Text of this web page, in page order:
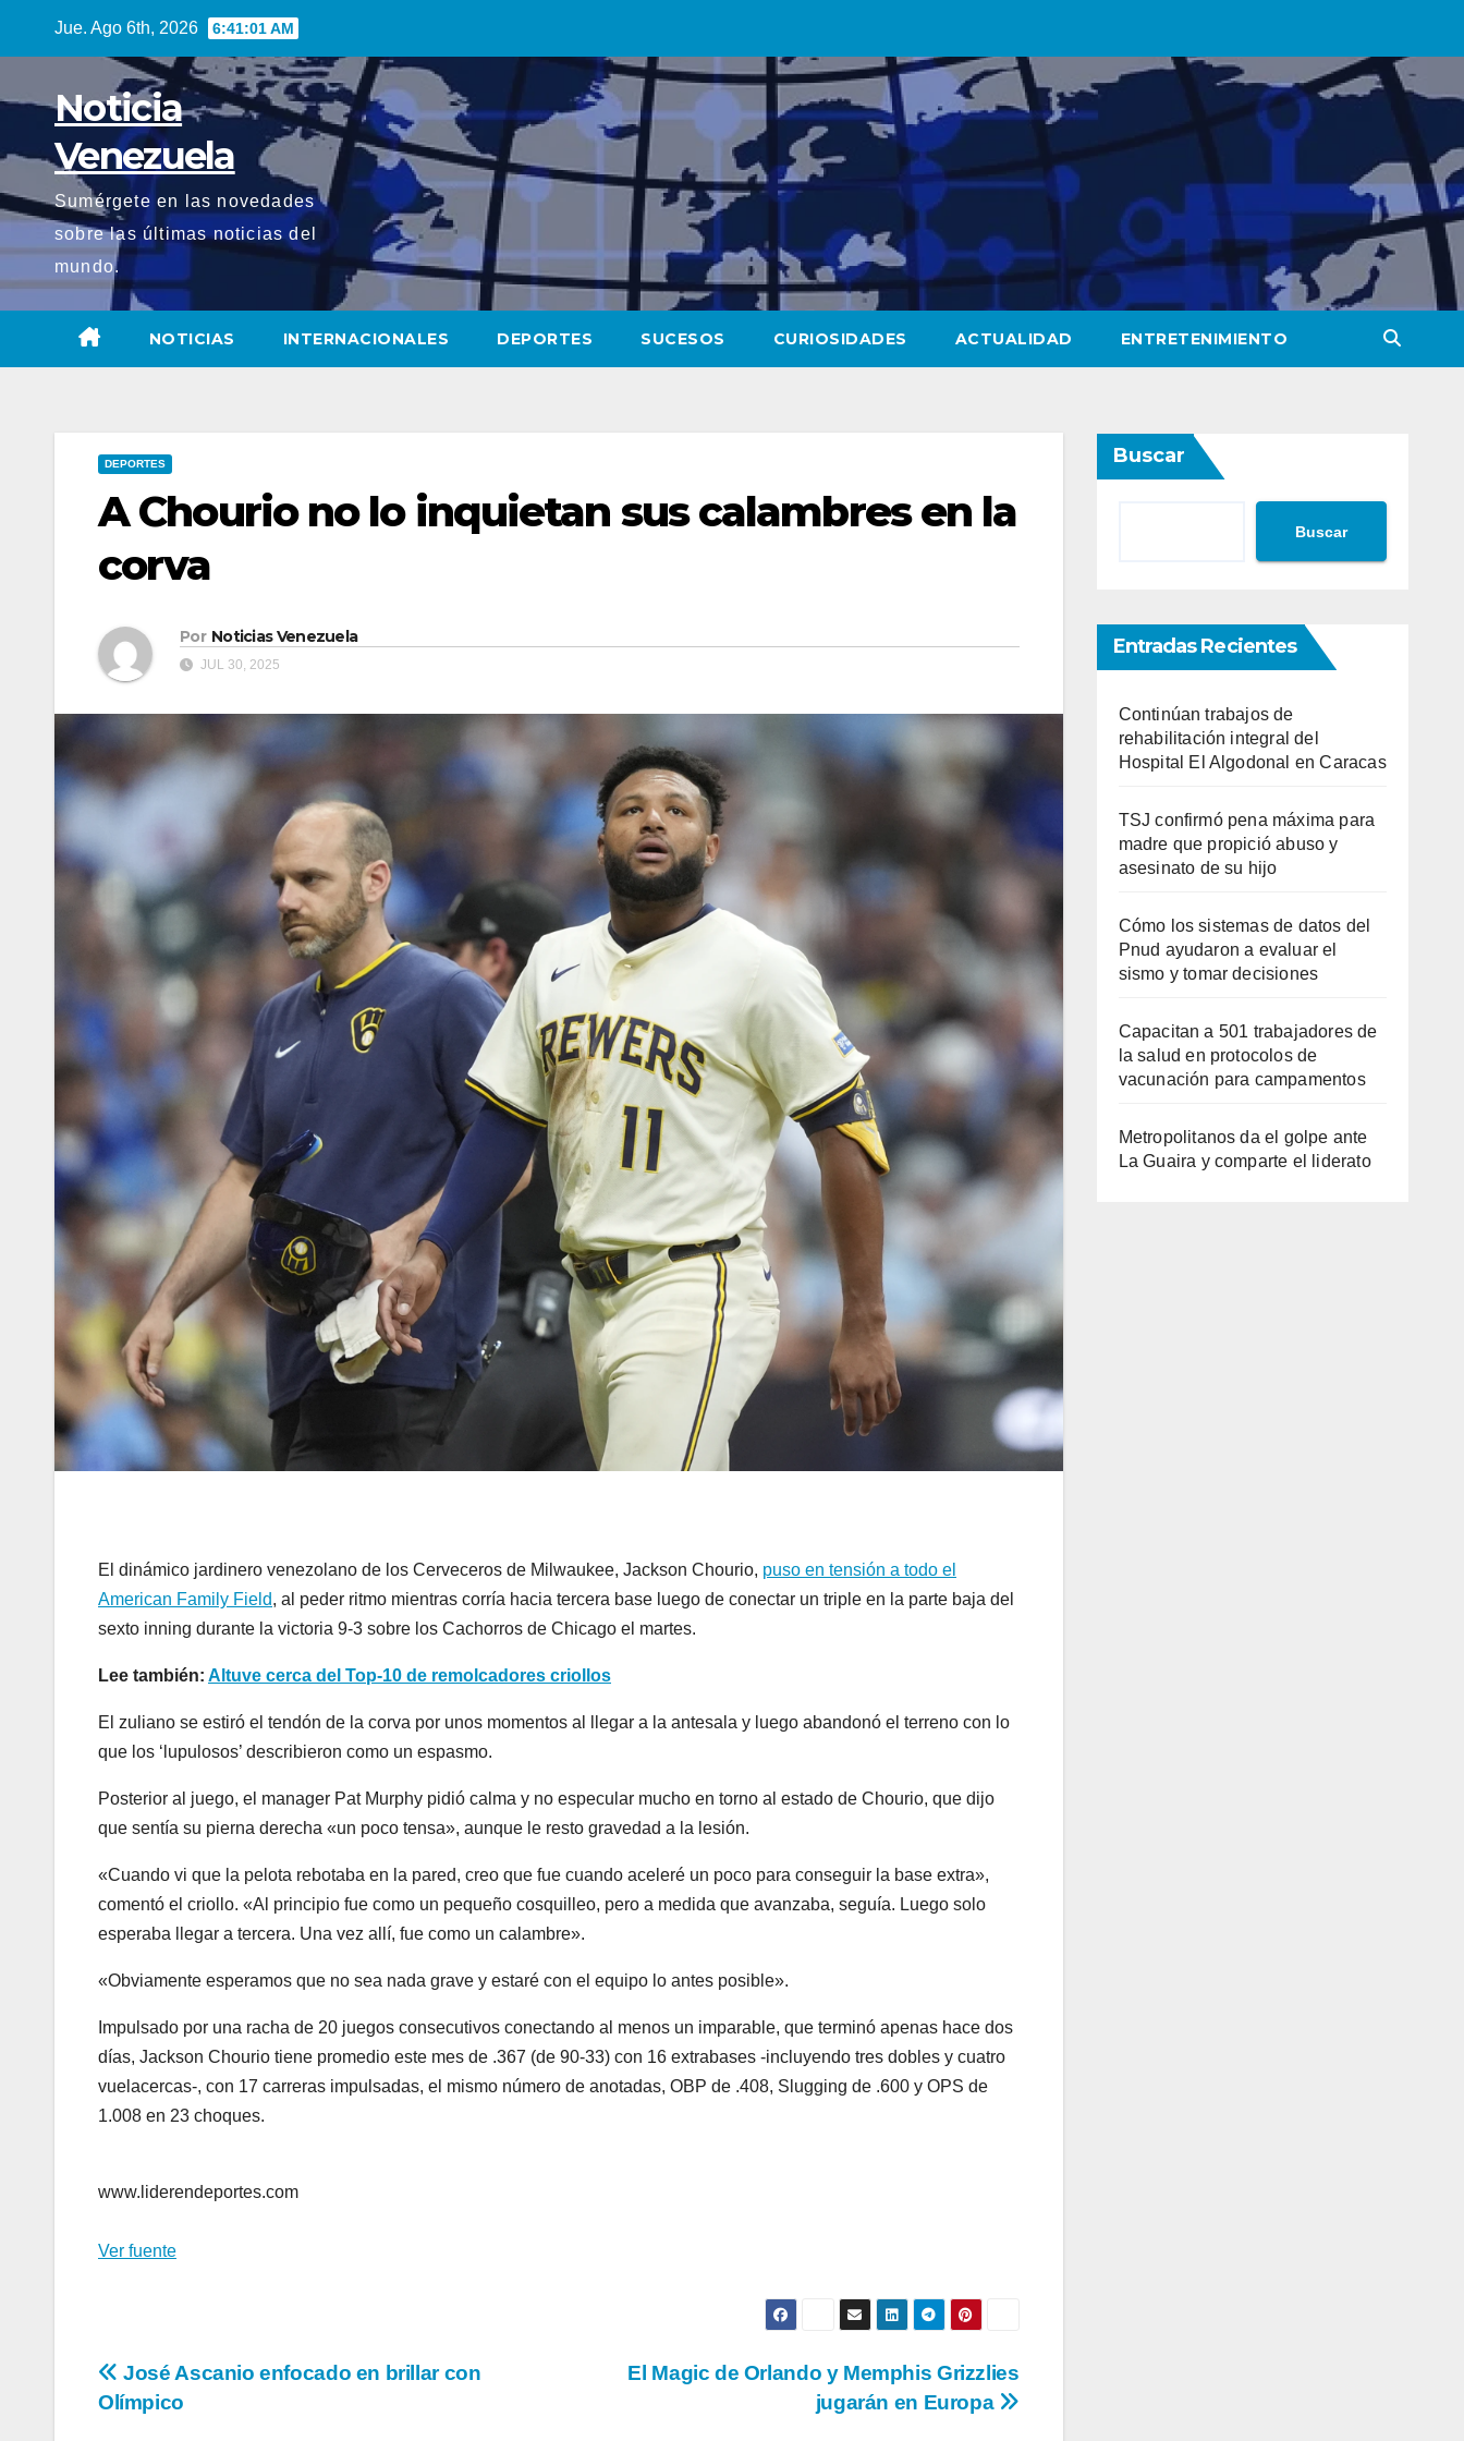
Jue. Ago 6th, 2026 6:41:03 AM
Noticia
Venezuela
Sumérgete en las novedades
sobre las últimas noticias del
mundo.
NOTICIAS INTERNACIONALES DEPORTES SUCESOS CURIOSIDADES ACTUALIDAD ENTRETENIMIENTO
DEPORTES
A Chourio no lo inquietan sus calambres en la
corva
Por Noticias Venezuela
JUL 30, 2025
El dinámico jardinero venezolano de los Cerveceros de Milwaukee, Jackson Chourio, puso en tensión a todo el
American Family Field, al peder ritmo mientras corría hacia tercera base luego de conectar un triple en la parte baja del
sexto inning durante la victoria 9-3 sobre los Cachorros de Chicago el martes.
Lee también: Altuve cerca del Top-10 de remolcadores criollos
El zuliano se estiró el tendón de la corva por unos momentos al llegar a la antesala y luego abandonó el terreno con lo
que los ‘lupulosos’ describieron como un espasmo.
Posterior al juego, el manager Pat Murphy pidió calma y no especular mucho en torno al estado de Chourio, que dijo
que sentía su pierna derecha «un poco tensa», aunque le resto gravedad a la lesión.
«Cuando vi que la pelota rebotaba en la pared, creo que fue cuando aceleré un poco para conseguir la base extra»,
comentó el criollo. «Al principio fue como un pequeño cosquilleo, pero a medida que avanzaba, seguía. Luego solo
esperaba llegar a tercera. Una vez allí, fue como un calambre».
«Obviamente esperamos que no sea nada grave y estaré con el equipo lo antes posible».
Impulsado por una racha de 20 juegos consecutivos conectando al menos un imparable, que terminó apenas hace dos
días, Jackson Chourio tiene promedio este mes de .367 (de 90-33) con 16 extrabases -incluyendo tres dobles y cuatro
vuelacercas-, con 17 carreras impulsadas, el mismo número de anotadas, OBP de .408, Slugging de .600 y OPS de
1.008 en 23 choques.
www.liderendeportes.com
Ver fuente
Navegación
El Magic de Orlando y Memphis Grizzlies
jugarán en Europa
José Ascanio enfocado en brillar con
Olímpico
Buscar
Buscar
Entradas Recientes
Continúan trabajos de
rehabilitación integral del
Hospital El Algodonal en Caracas
TSJ confirmó pena máxima para
madre que propició abuso y
asesinato de su hijo
Cómo los sistemas de datos del
Pnud ayudaron a evaluar el
sismo y tomar decisiones
Capacitan a 501 trabajadores de
la salud en protocolos de
vacunación para campamentos
Metropolitanos da el golpe ante
La Guaira y comparte el liderato